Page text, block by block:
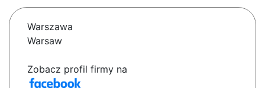
Warszawa
Warsaw
Zobacz profil firmy na